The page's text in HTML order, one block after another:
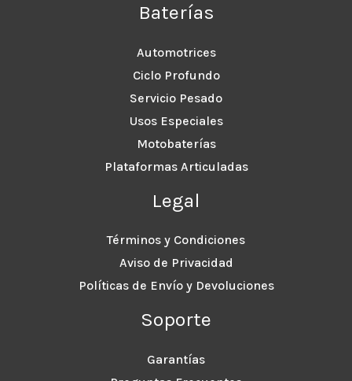
Baterías
Automotrices
Ciclo Profundo
Servicio Pesado
Usos Especiales
Motobaterías
Plataformas Articuladas
Legal
Términos y Condiciones
Aviso de Privacidad
Políticas de Envío y Devoluciones
Soporte
Garantías